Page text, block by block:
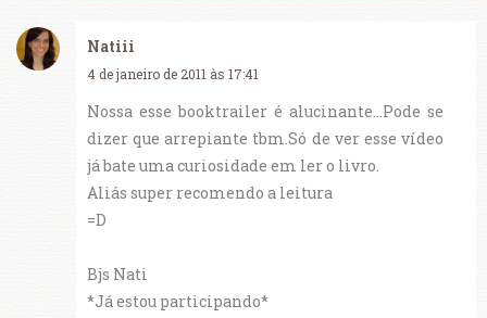
Natiii
4 de janeiro de 2011 às 17:41
Nossa esse booktrailer é alucinante...Pode se
dizer que arrepiante tbm.Só de ver esse vídeo
já bate uma curiosidade em ler o livro.
Aliás super recomendo a leitura
=D
Bjs Nati
*Já estou participando*